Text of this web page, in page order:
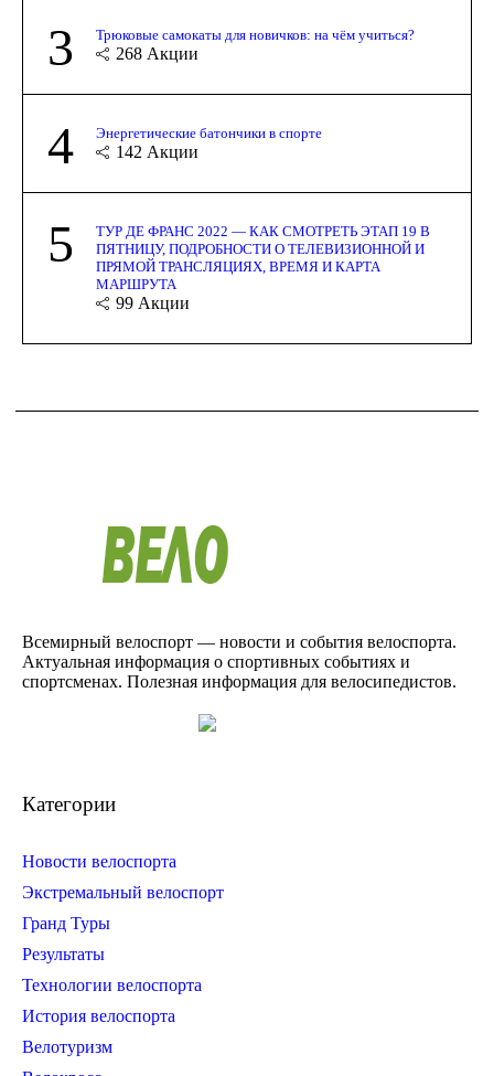
3 Трюковые самокаты для новичков: на чём учиться?
268 Акции
4 Энергетические батончики в спорте
142 Акции
5
ТУР ДЕ ФРАНС 2022 — КАК СМОТРЕТЬ ЭТАП 19 В
ПЯТНИЦУ, ПОДРОБНОСТИ О ТЕЛЕВИЗИОННОЙ И
ПРЯМОЙ ТРАНСЛЯЦИЯХ, ВРЕМЯ И КАРТА
МАРШРУТА
99 Акции
Всемирный велоспорт — новости и события велоспорта.
Актуальная информация о спортивных событиях и
спортсменах. Полезная информация для велосипедистов.
Категории
Новости велоспорта
Экстремальный велоспорт
Гранд Туры
Результаты
Технологии велоспорта
История велоспорта
Велотуризм